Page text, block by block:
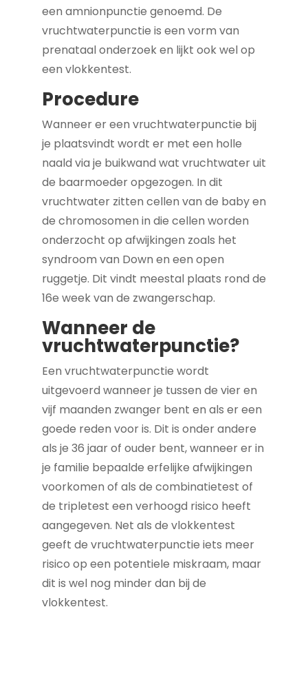
een amnionpunctie genoemd. De
vruchtwaterpunctie is een vorm van
prenataal onderzoek en lijkt ook wel op
een vlokkentest.
Procedure
Wanneer er een vruchtwaterpunctie bij
je plaatsvindt wordt er met een holle
naald via je buikwand wat vruchtwater uit
de baarmoeder opgezogen. In dit
vruchtwater zitten cellen van de baby en
de chromosomen in die cellen worden
onderzocht op afwijkingen zoals het
syndroom van Down en een open
ruggetje. Dit vindt meestal plaats rond de
16e week van de zwangerschap.
Wanneer de
vruchtwaterpunctie?
Een vruchtwaterpunctie wordt
uitgevoerd wanneer je tussen de vier en
vijf maanden zwanger bent en als er een
goede reden voor is. Dit is onder andere
als je 36 jaar of ouder bent, wanneer er in
je familie bepaalde erfelijke afwijkingen
voorkomen of als de combinatietest of
de tripletest een verhoogd risico heeft
aangegeven. Net als de vlokkentest
geeft de vruchtwaterpunctie iets meer
risico op een potentiele miskraam, maar
dit is wel nog minder dan bij de
vlokkentest.